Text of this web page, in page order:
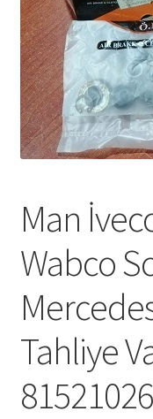
Man
Wabco
Tahliye